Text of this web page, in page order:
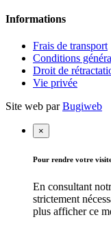
Informations
Frais de transport
Conditions
Droit de
Vie privée
Site web parBugiweb
×
Pour rendre votre
En consultant
strictement
plus afficher ce